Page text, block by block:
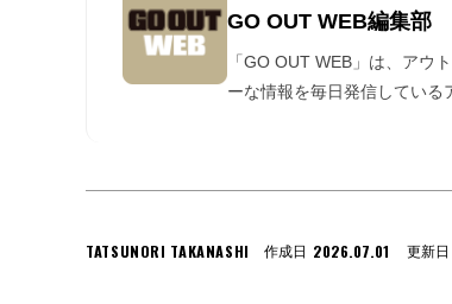
GO OUT WEB編集部
「GO OUT WEB」は、アウ
ーな情報を毎日発信している
TATSUNORI TAKANASHI 作成日 2026.07.01 更新日